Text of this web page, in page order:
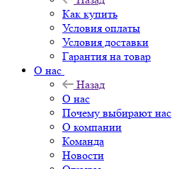
Как купить
Условия оплаты
Условия доставки
Гарантия на товар
О нас
Назад
О нас
Почему выбирают нас
О компании
Команда
Новости